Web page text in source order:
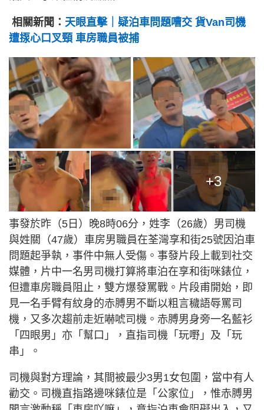
相關新聞： 天眼直擊｜疑泊車問題嘈交 貨Van司機
遭揼心口叉頸 車房職員被捕
+3
事發於昨（5日）晚8時06分，姓李（26歲）男司機
與姓關（47歲）車房男職員在荃灣享和街25號因泊車
問題起爭執，事件中無人受傷。事發片段上載到社交
媒體，片中一名男司機打算將車泊在享和街咪錶位，
但遭車房職員阻止，雙方爆發罵戰。片段甫開始，即
見一名手臂有紋身的赤膊男不斷以粗言穢語辱罵司
機，又多次趨前走近嚇唬司機。赤膊男身旁一名藍衫
「四眼男」亦「幫口」，直指司機「玩嘢」及「玩
串」。
司機與對方理論，其間被最少3男1女包圍，當中有人
勸交。司機直指路邊咪錶位是「公家位」，惟赤膊男